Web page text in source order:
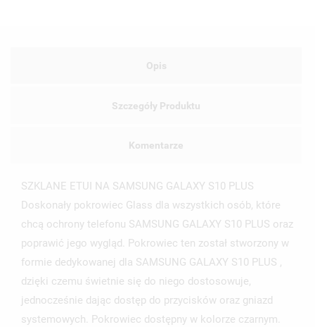
Opis
Szczegóły Produktu
Komentarze
SZKLANE ETUI NA SAMSUNG GALAXY S10 PLUS
Doskonały pokrowiec Glass dla wszystkich osób, które
chcą ochrony telefonu SAMSUNG GALAXY S10 PLUS oraz
poprawić jego wygląd. Pokrowiec ten został stworzony w
formie dedykowanej dla SAMSUNG GALAXY S10 PLUS ,
dzięki czemu świetnie się do niego dostosowuje,
jednocześnie dając dostęp do przycisków oraz gniazd
systemowych. Pokrowiec dostępny w kolorze czarnym.
MOJE LISTY ŻYCZEŃ
UTWÓRZ LISTĘ ŻYCZEŃ
NAZWA LISTY ŻYCZEŃ
ZALOGUJ SIĘ
MUSISZ BYĆ ZALOGOWANY BY ZAPISAĆ PRODUKTY NA
SWOJEJ LIŚCIE ŻYCZEŃ.